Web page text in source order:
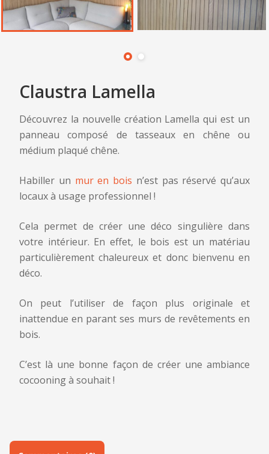
Claustra Lamella - Demande de renseignement
Nom et prénom *
Claustra Lamella
Découvrez la nouvelle création Lamella qui est un
panneau composé de tasseaux en chêne ou
médium plaqué chêne.
Habiller un mur en bois n’est pas réservé qu’aux
locaux à usage professionnel !
Cela permet de créer une déco singulière dans
votre intérieur. En effet, le bois est un matériau
particulièrement chaleureux et donc bienvenu en
déco.
On peut l’utiliser de façon plus originale et
inattendue en parant ses murs de revêtements en
bois.
C’est là une bonne façon de créer une ambiance
cocooning à souhait !
Claustra Lamella - Laisser un commentaire
Votre adresse e-mail ne sera pas publiée. Les champs
obligatoires sont indiqués avec*
Commentaire